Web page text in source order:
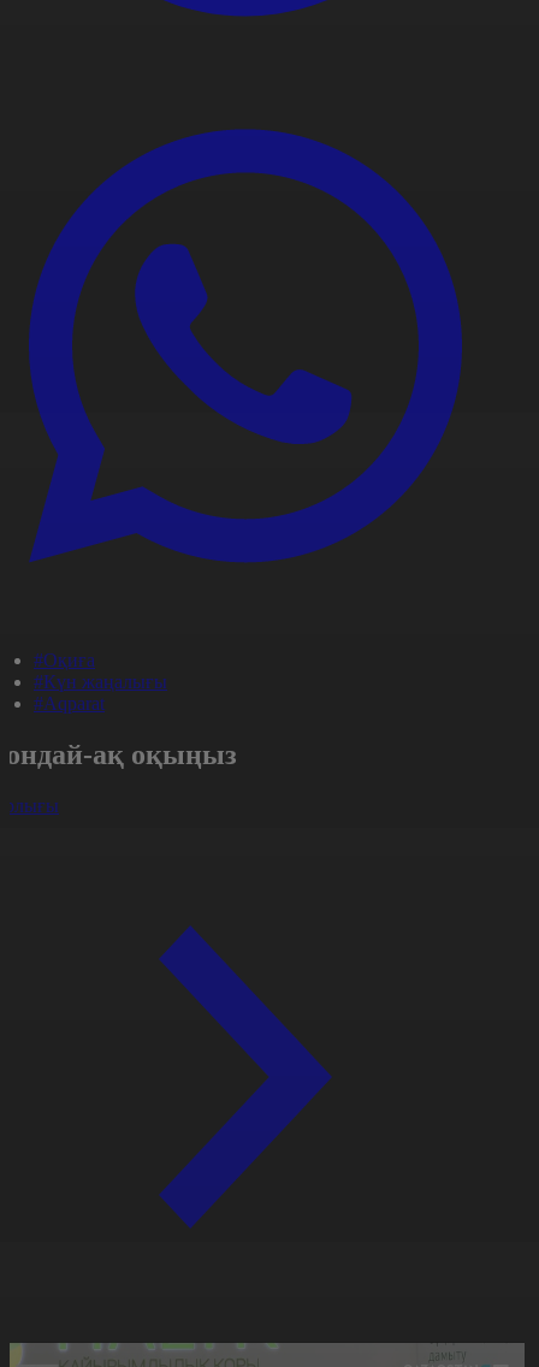
#Оқиға
#Күн жаңалығы
#Aqparat
ақ оқыңыз